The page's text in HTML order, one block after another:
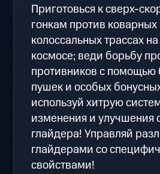
Приготовься к сверх-
гонкам против
колоссальных трассах
космосе; веди борьбу
противников с помощью
пушек и особых
используй хитрую
изменения и улучшения
глайдера! Управляй
глайдерами со
свойствами!